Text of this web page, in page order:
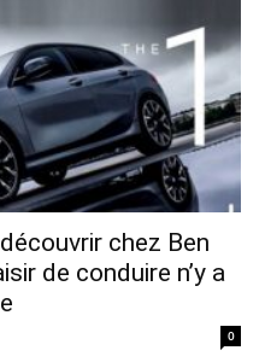
chez Ben
de conduire n’y a
0